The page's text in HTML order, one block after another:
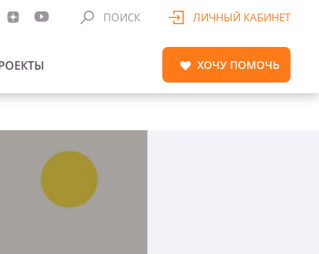
ПОИСК ЛИЧНЫЙ КАБИНЕТ
ХОЧУ ПОМОЧЬ